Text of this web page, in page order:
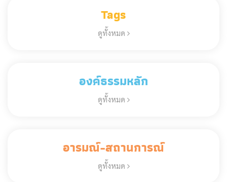
Tags
ดูทั้งหมด
องค์ธรรมหลัก
ดูทั้งหมด
อารมณ์-สถานการณ์
ดูทั้งหมด